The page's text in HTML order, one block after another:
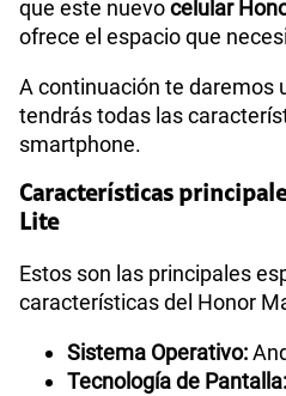
que este nuevocelular
ofrece el espacio que
A continuación te daremos
tendrás todas las
smartphone.
Características
Lite
Estos son las principales
características del Honor
Sistema Operativo:
Tecnología de Pantalla: